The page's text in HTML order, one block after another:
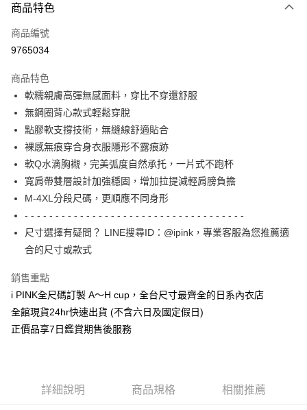
信用卡一次付款
信用卡分期付款
合作金庫商業銀行
華南商業銀行
彰化商業銀行
上海商業儲蓄銀行
國泰世華商業銀行
兆豐國際商業銀行
臺灣中小企業銀行
台中商業銀行
匯豐（台灣）商業銀行
華泰商業銀行
聯邦商業銀行
遠東國際商業銀行
元大商業銀行
永豐商業銀行
玉山商業銀行
星展（台灣）商業銀行
台新國際商業銀行
中國信託商業銀行
台灣樂天信用卡公司
6 期 0 利率 每期
華南商業銀行
上海商業儲蓄銀行
台北富邦商業銀行
國泰世華商業銀行
兆豐國際商業銀行
臺灣中小企業銀行
台中商業銀行
匯豐（台灣）商業銀行
華泰商業銀行
聯邦商業銀行
遠東國際商業銀行
元大商業銀行
台新國際商業銀行
中國信託商業銀行
台灣樂天信用卡公司
超商取貨付款
LINE Pay
Apple Pay
街口支付
相關說明
【關於「AFTEE先享後付」】
AFTEE先享後付是「在收到商品之後才付款」的支付方式。 讓您購物簡單
１．簡單：不需註冊會員、不需綁卡、不需儲值。
２．便利：只要手機號碼，簡訊認證，即可結帳。
【「AFTEE先享後付」結帳流程】
ATM／網路銀行／等多元方式進行付款，方視為交易完成。
全家取貨付款
每筆NT$80，滿NT$1,000(含以上)免運費
付款後全家取貨
每筆NT$80，滿NT$1,000(含以上)免運費
商品特色
商品編號
9765034
商品特色
軟糯親膚高彈無感面料，穿比不穿還舒服
無鋼圈背心款式輕鬆穿脫
點膠軟支撐技術，無縫線舒適貼合
裸感無痕穿合身衣服隱形不露痕跡
軟Q水滴胸襯，完美弧度自然承托，一片式不跑杯
寬肩帶雙層設計加強穩固，增加拉提減輕肩膀負擔
M-4XL分段尺碼，更順應不同身形
- - - - - - - - - - - - - - - - - - - - - - - - - - - - - - - - - - - -
尺寸選擇有疑問？ LINE搜尋ID：@ipink，專業客服為您推薦適
合的尺寸或款式
銷售重點
i PINK全尺碼訂製 A～H cup，全台尺寸最齊全的日系內衣店
全館現貨24hr快速出貨 (不含六日及國定假日)
正價品享7日鑑賞期售後服務
詳細說明 商品規格 相關推薦